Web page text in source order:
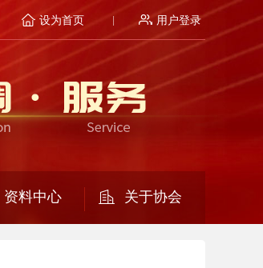
设为首页 用户登录
资料中心 关于协会